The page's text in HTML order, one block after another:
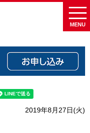
MENU
2019年8月27日(火)